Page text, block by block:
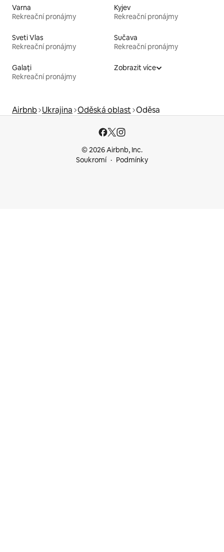
Varna
Rekreační pronájmy
Kyjev
Rekreační pronájmy
Sveti Vlas
Rekreační pronájmy
Sučava
Rekreační pronájmy
Galați
Rekreační pronájmy
Zobrazit více
Airbnb Ukrajina Oděská oblast Oděsa
© 2026 Airbnb, Inc.
Soukromí
Podmínky